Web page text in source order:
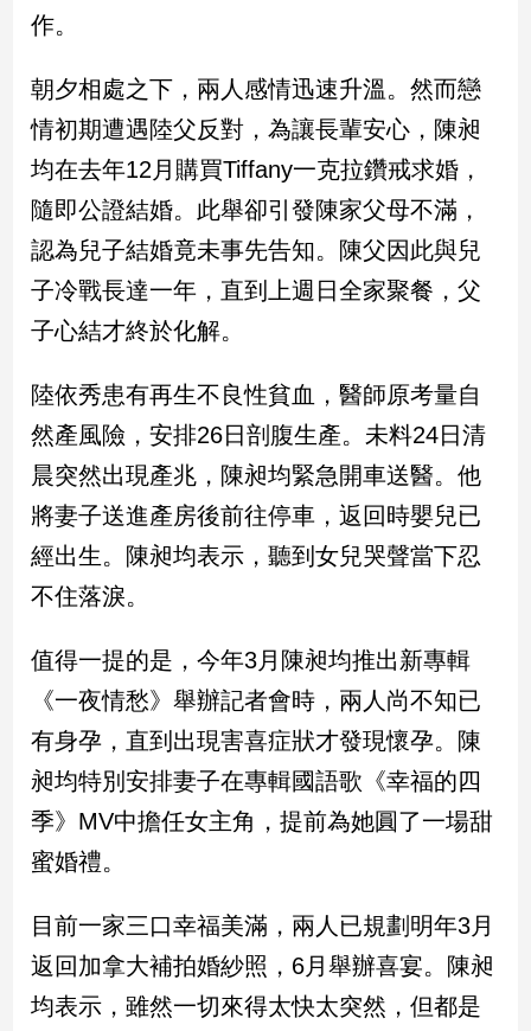
觀
兩
岸/
國
際
會/
地
方
新
冠
病
專
區
南
灣
觀
南
台
灣
觀
點
娛
樂
作。
朝夕相處之下，兩人感情迅速升溫。然而戀
情初期遭遇陸父反對，為讓長輩安心，陳昶
均在去年12月購買Tiffany一克拉鑽戒求婚，
隨即公證結婚。此舉卻引發陳家父母不滿，
認為兒子結婚竟未事先告知。陳父因此與兒
子冷戰長達一年，直到上週日全家聚餐，父
子心結才終於化解。
陸依秀患有再生不良性貧血，醫師原考量自
然產風險，安排26日剖腹生產。未料24日清
晨突然出現產兆，陳昶均緊急開車送醫。他
將妻子送進產房後前往停車，返回時嬰兒已
經出生。陳昶均表示，聽到女兒哭聲當下忍
不住落淚。
值得一提的是，今年3月陳昶均推出新專輯
《一夜情愁》舉辦記者會時，兩人尚不知已
有身孕，直到出現害喜症狀才發現懷孕。陳
昶均特別安排妻子在專輯國語歌《幸福的四
季》MV中擔任女主角，提前為她圓了一場甜
蜜婚禮。
目前一家三口幸福美滿，兩人已規劃明年3月
返回加拿大補拍婚紗照，6月舉辦喜宴。陳昶
均表示，雖然一切來得太快太突然，但都是